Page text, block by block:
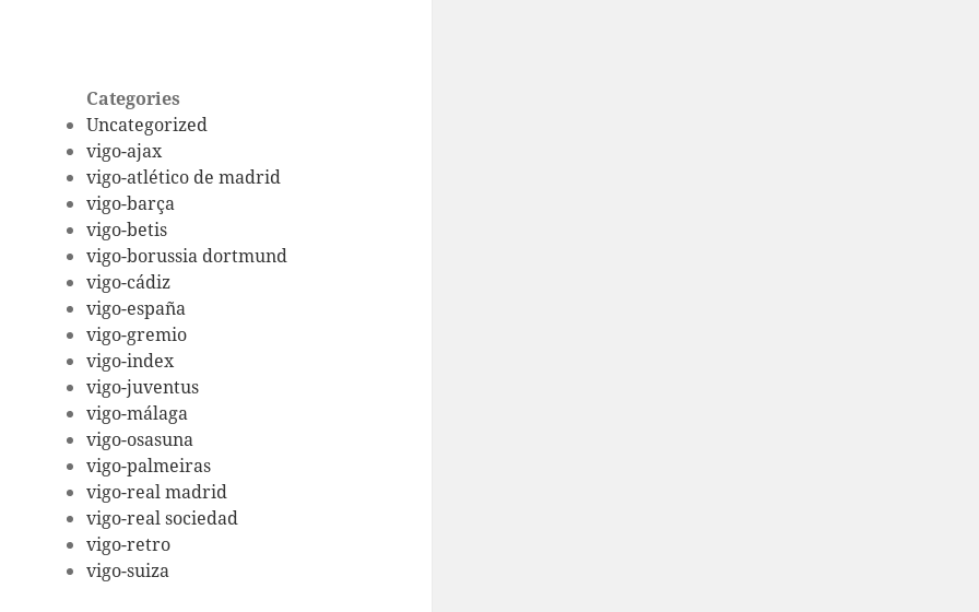
Categories
Uncategorized
vigo-ajax
vigo-atlético de madrid
vigo-barça
vigo-betis
vigo-borussia dortmund
vigo-cádiz
vigo-españa
vigo-gremio
vigo-index
vigo-juventus
vigo-málaga
vigo-osasuna
vigo-palmeiras
vigo-real madrid
vigo-real sociedad
vigo-retro
vigo-suiza